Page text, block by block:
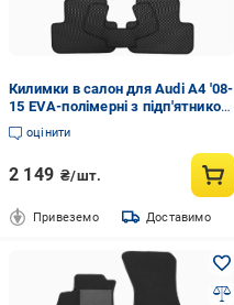
Килимки в салон для Audi A4 '08-
15 EVA-полімерні з підп'ятником
Чорний (179448)
оцінити
2 149 ₴/шт.
Привеземо Доставимо